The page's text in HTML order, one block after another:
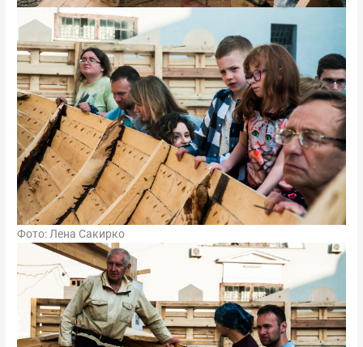
Фото: Лена Сакирко